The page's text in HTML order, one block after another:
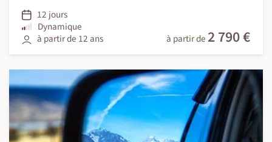
12 jours
Dynamique
à partir de 12 ans
à partir de 2 790 €